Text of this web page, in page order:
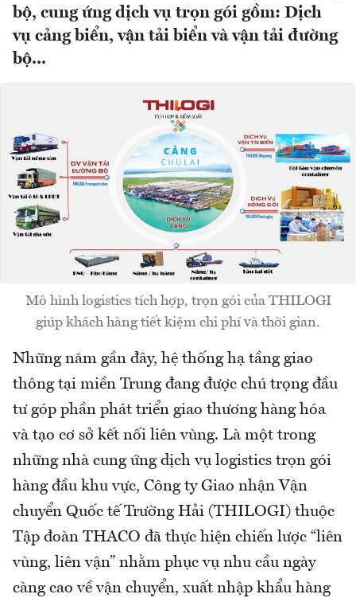
bộ, cung ứng dịch vụ trọn gói gồm: Dịch
vụ cảng biển, vận tải biển và vận tải đường
bộ...
Mô hình logistics tích hợp, trọn gói của THILOGI
giúp khách hàng tiết kiệm chi phí và thời gian.
Những năm gần đây, hệ thống hạ tầng giao
thông tại miền Trung đang được chú trọng đầu
tư góp phần phát triển giao thương hàng hóa
và tạo cơ sở kết nối liên vùng. Là một trong
những nhà cung ứng dịch vụ logistics trọn gói
hàng đầu khu vực, Công ty Giao nhận Vận
chuyển Quốc tế Trường Hải (THILOGI) thuộc
Tập đoàn THACO đã thực hiện chiến lược “liên
vùng, liên vận” nhằm phục vụ nhu cầu ngày
càng cao về vận chuyển, xuất nhập khẩu hàng